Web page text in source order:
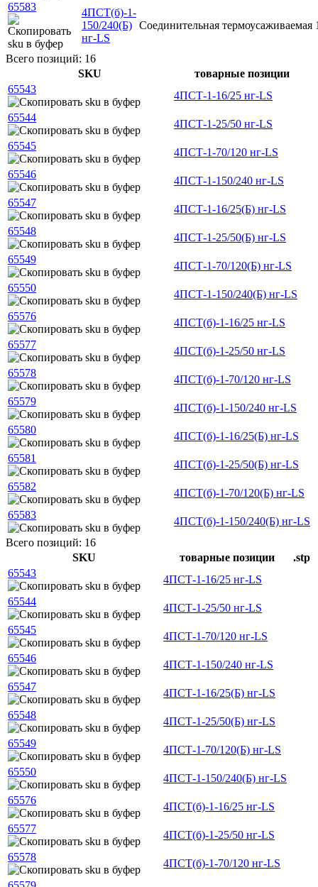
65583
4ПСТ(б)-1-
150/240(Б)
нг-LS
Соединительная термоусаживаемая
Всего позиций: 16
SKU
товарные позиции
65543
4ПСТ-1-16/25 нг-LS
65544
4ПСТ-1-25/50 нг-LS
65545
4ПСТ-1-70/120 нг-LS
65546
4ПСТ-1-150/240 нг-LS
65547
4ПСТ-1-16/25(Б) нг-LS
65548
4ПСТ-1-25/50(Б) нг-LS
65549
4ПСТ-1-70/120(Б) нг-LS
65550
4ПСТ-1-150/240(Б) нг-LS
65576
4ПСТ(б)-1-16/25 нг-LS
65577
4ПСТ(б)-1-25/50 нг-LS
65578
4ПСТ(б)-1-70/120 нг-LS
65579
4ПСТ(б)-1-150/240 нг-LS
65580
4ПСТ(б)-1-16/25(Б) нг-LS
65581
4ПСТ(б)-1-25/50(Б) нг-LS
65582
4ПСТ(б)-1-70/120(Б) нг-LS
65583
4ПСТ(б)-1-150/240(Б) нг-LS
Всего позиций: 16
SKU
товарные позиции
.stp
65543
4ПСТ-1-16/25 нг-LS
65544
4ПСТ-1-25/50 нг-LS
65545
4ПСТ-1-70/120 нг-LS
65546
4ПСТ-1-150/240 нг-LS
65547
4ПСТ-1-16/25(Б) нг-LS
65548
4ПСТ-1-25/50(Б) нг-LS
65549
4ПСТ-1-70/120(Б) нг-LS
65550
4ПСТ-1-150/240(Б) нг-LS
65576
4ПСТ(б)-1-16/25 нг-LS
65577
4ПСТ(б)-1-25/50 нг-LS
65578
4ПСТ(б)-1-70/120 нг-LS